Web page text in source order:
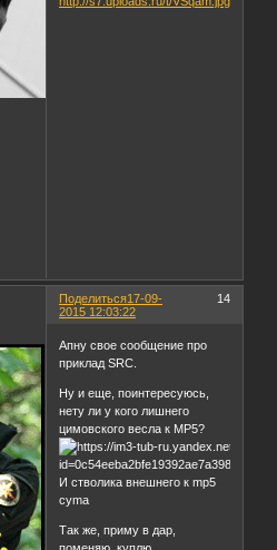
Поделиться 14
17-09-
2015 12:03:22
Апну свое сообщение про
приклад SRC.
Ну и еще, поинтересуюсь,
нету ли у кого лишнего
цимовского весла к MP5?
И стволика внешнего к mp5
cyma
Так же, приму в дар,